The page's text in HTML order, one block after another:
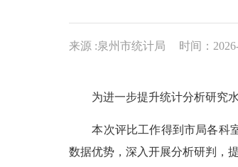
来源 :泉州市统计局 时间：
为进一步提升统计分析研究水
本次评比工作得到市局各科
数据优势，深入开展分析研判，